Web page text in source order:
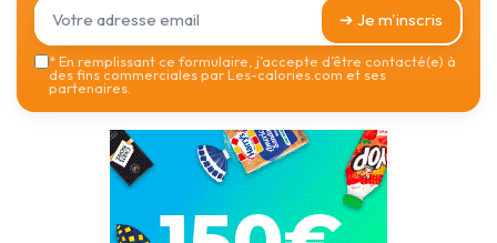
➔ Je m'inscris
*En remplissant ce formulaire, j’accepte d’être contacté(e) à
des fins commerciales par Les-calories.com et ses
partenaires.